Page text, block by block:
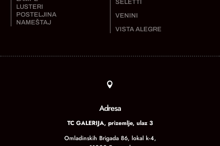
LUSTERI
POSTELJINA
NAMEŠTAJ
SELETTI
VENINI
VISTA ALEGRE

Adresa
TC GALERIJA, prizemlje, ulaz 3
Omladinskih Brigada 86, lokal k-4,